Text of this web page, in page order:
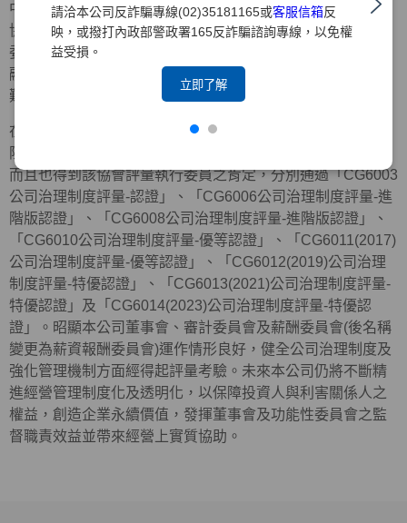
請洽本公司反詐騙專線(02)35181165或客服信箱反
映，或撥打內政部警政署165反詐騙諮詢專線，以免權
益受損。
立即了解
中央信託局董事長黃榮顯先生擔任獨立董事，中華公司治理
協會創會理事長朱寶奎會計師擔任獨立監察人，並成立審計
委員會，開始逐一落實公司治理之運作，此一作為除已率金
融證券同業之先，也為日後元大金控推展公司治理實務奠定
難以撼動之基石。
在外部機構方面，近年來本公司與元大金控及元大銀行等，
陸續共同參加中華公司治理協會所舉辦公司治理制度評量，
而且也得到該協會評量執行委員之肯定，分別通過「CG6003
公司治理制度評量-認證」、「CG6006公司治理制度評量-進
階版認證」、「CG6008公司治理制度評量-進階版認證」、
「CG6010公司治理制度評量-優等認證」、「CG6011(2017)
公司治理制度評量-優等認證」、「CG6012(2019)公司治理
制度評量-特優認證」、「CG6013(2021)公司治理制度評量-
特優認證」及「 CG6014(2023)公司治理制度評量-特優認
證」。昭顯本公司董事會、審計委員會及薪酬委員會(後名稱
變更為薪資報酬委員會)運作情形良好，健全公司治理制度及
強化管理機制方面經得起評量考驗。未來本公司仍將不斷精
進經營管理制度化及透明化，以保障投資人與利害關係人之
權益，創造企業永續價值，發揮董事會及功能性委員會之監
督職責效益並帶來經營上實質協助。